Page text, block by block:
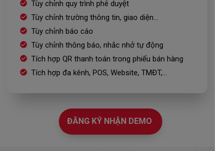
ĐĂNG KÝ NHẬN DEMO
Tùy chỉnh quy trình phê duyệt
Tùy chỉnh trường thông tin, giao diện...
Tùy chỉnh báo cáo
Tùy chỉnh thông báo, nhắc nhở tự động
Tích hợp QR thanh toán trong phiếu bán hàng
Tích hợp đa kênh, POS, Website, TMĐT,...